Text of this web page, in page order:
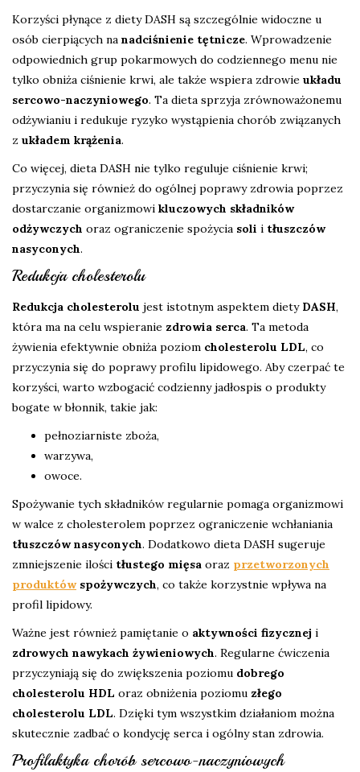
Korzyści płynące z diety DASH są szczególnie widoczne u
osób cierpiących na nadciśnienie tętnicze. Wprowadzenie
odpowiednich grup pokarmowych do codziennego menu nie
tylko obniża ciśnienie krwi, ale także wspiera zdrowie układu
sercowo-naczyniowego. Ta dieta sprzyja zrównoważonemu
odżywianiu i redukuje ryzyko wystąpienia chorób związanych
z układem krążenia.
Co więcej, dieta DASH nie tylko reguluje ciśnienie krwi;
przyczynia się również do ogólnej poprawy zdrowia poprzez
dostarczanie organizmowi kluczowych składników
odżywczych oraz ograniczenie spożycia soli i tłuszczów
nasyconych.
Redukcja cholesterolu
Redukcja cholesterolu jest istotnym aspektem diety DASH,
która ma na celu wspieranie zdrowia serca. Ta metoda
żywienia efektywnie obniża poziom cholesterolu LDL, co
przyczynia się do poprawy profilu lipidowego. Aby czerpać te
korzyści, warto wzbogacić codzienny jadłospis o produkty
bogate w błonnik, takie jak:
pełnoziarniste zboża,
warzywa,
owoce.
Spożywanie tych składników regularnie pomaga organizmowi
w walce z cholesterolem poprzez ograniczenie wchłaniania
tłuszczów nasyconych. Dodatkowo dieta DASH sugeruje
zmniejszenie ilości tłustego mięsa oraz przetworzonych
produktówspożywczych, co także korzystnie wpływa na
profil lipidowy.
Ważne jest również pamiętanie o aktywności fizycznej i
zdrowych nawykach żywieniowych. Regularne ćwiczenia
przyczyniają się do zwiększenia poziomu dobrego
cholesterolu HDL oraz obniżenia poziomu złego
cholesterolu LDL. Dzięki tym wszystkim działaniom można
skutecznie zadbać o kondycję serca i ogólny stan zdrowia.
Profilaktyka chorób sercowo-naczyniowych